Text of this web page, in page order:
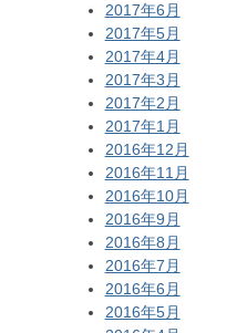
2017年6月
2017年5月
2017年4月
2017年3月
2017年2月
2017年1月
2016年12月
2016年11月
2016年10月
2016年9月
2016年8月
2016年7月
2016年6月
2016年5月